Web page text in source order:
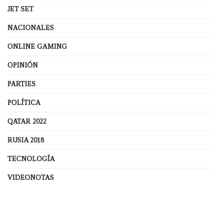
JET SET
NACIONALES
ONLINE GAMING
OPINIÓN
PARTIES
POLÍTICA
QATAR 2022
RUSIA 2018
TECNOLOGÍA
VIDEONOTAS